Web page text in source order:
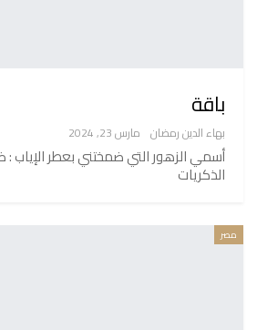
باقة
بهاء الدين رمضان مارس 23, 2024
أسمي الزهور التي ضمختني بعطر الإياب
الذكريات
مصر